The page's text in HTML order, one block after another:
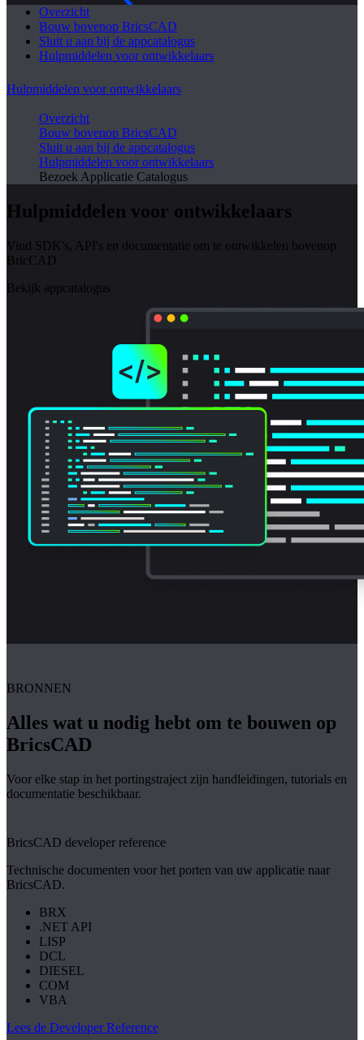
Overzicht
Bouw bovenop BricsCAD
Sluit u aan bij de appcatalogus
Hulpmiddelen voor ontwikkelaars
Hulpmiddelen voor ontwikkelaars
Overzicht
Bouw bovenop BricsCAD
Sluit u aan bij de appcatalogus
Hulpmiddelen voor ontwikkelaars
Bezoek Applicatie Catalogus
Hulpmiddelen voor ontwikkelaars
Vind SDK's, API's en documentatie om te ontwikkelen bovenop
BricCAD
Bekijk appcatalogus
BRONNEN
Alles wat u nodig hebt om te bouwen op
BricsCAD
Voor elke stap in het portingstraject zijn handleidingen, tutorials en
documentatie beschikbaar.
BricsCAD developer reference
Technische documenten voor het porten van uw applicatie naar
BricsCAD.
BRX
.NET API
LISP
DCL
DIESEL
COM
VBA
Lees de Developer Reference